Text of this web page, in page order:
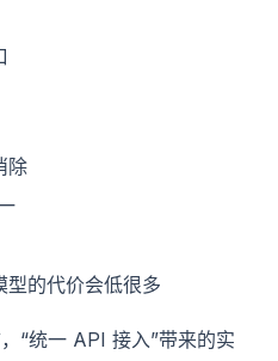
除
型的代价会低很多
“统一 API 接入”带来的实